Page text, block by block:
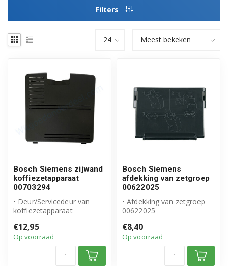
Filters
Bosch Siemens zijwand
koffiezetapparaat
00703294
• Deur/Servicedeur van
koffiezetapparaat
product
€12,95
Op voorraad
Bosch Siemens
afdekking van zetgroep
00622025
• Afdekking van zetgroep
00622025
product
€8,40
Op voorraad